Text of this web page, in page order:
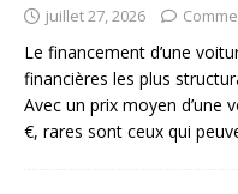
juillet 27, 2026
Le financement d’une
financières les plus
Avec un prix moyen d’une
€, rares sont ceux qui